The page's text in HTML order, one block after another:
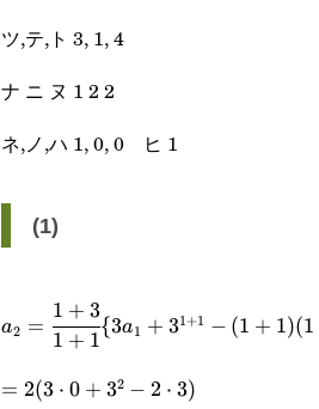
ツ,テ,ト 3, 1, 4
ナ ニ ヌ 1 2 2
ネ,ノ,ハ 1, 0, 0 ヒ 1
(1)
a_2=\cfrac{1+3}
{1+1}\
{3a_1+3^{1+1}-
a2 =
1 + 1
1 + 3
{3a1 + 31 +1 − (1 + 1)(1
=2(3\cdot0+3^2-
= 2(3 ⋅ 0 + 32 − 2 ⋅ 3)